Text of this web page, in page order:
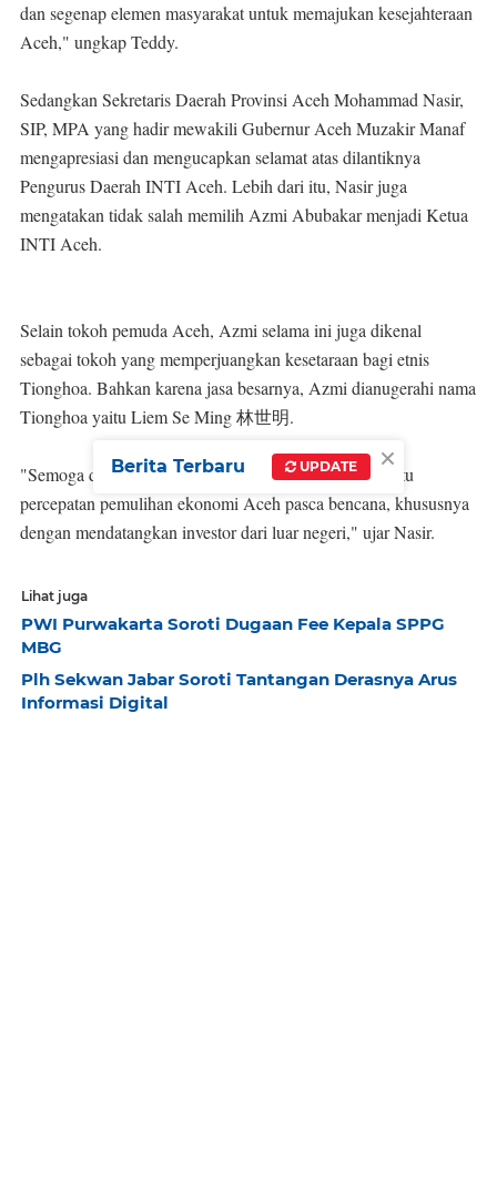
dan segenap elemen masyarakat untuk memajukan kesejahteraan
Aceh," ungkap Teddy.
Sedangkan Sekretaris Daerah Provinsi Aceh Mohammad Nasir,
SIP, MPA yang hadir mewakili Gubernur Aceh Muzakir Manaf
mengapresiasi dan mengucapkan selamat atas dilantiknya
Pengurus Daerah INTI Aceh. Lebih dari itu, Nasir juga
mengatakan tidak salah memilih Azmi Abubakar menjadi Ketua
INTI Aceh.
Selain tokoh pemuda Aceh, Azmi selama ini juga dikenal
sebagai tokoh yang memperjuangkan kesetaraan bagi etnis
Tionghoa. Bahkan karena jasa besarnya, Azmi dianugerahi nama
Tionghoa yaitu Liem Se Ming 林世明.
"Semoga dengan adanya INTI di Aceh dapat membantu
percepatan pemulihan ekonomi Aceh pasca bencana, khususnya
dengan mendatangkan investor dari luar negeri," ujar Nasir.
Lihat juga
PWI Purwakarta Soroti Dugaan Fee Kepala SPPG
MBG
Plh Sekwan Jabar Soroti Tantangan Derasnya Arus
Informasi Digital
×
Berita Terbaru UPDATE